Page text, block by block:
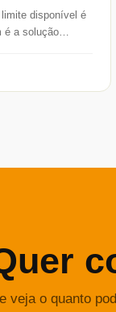
disponível é
é a solução
veja o quanto